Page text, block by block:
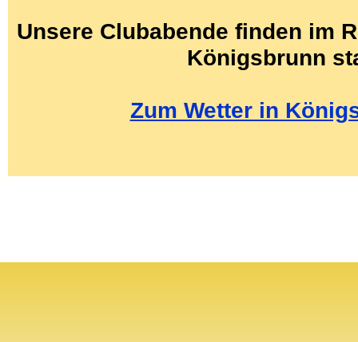
Unsere Clubabende finden im
Königsbrunn
Zum Wetter in